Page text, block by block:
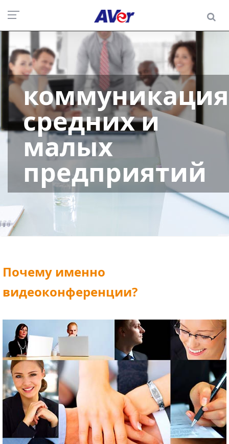
коммуникация
средних и
малых
предприятий
Почему именно
видеоконференции?